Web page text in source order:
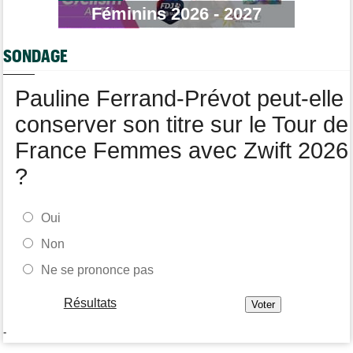
Tour de France Femmes
Marlen Reusser : "C'était différent du Mont Ventoux..."
Geraint Thomas : "On est passé à côté du Tour..."
Le Mercato vélo est ouvert... Toutes les dernières infos de
transferts
Féminins 2026 - 2027
SONDAGE
Pauline Ferrand-Prévot peut-elle
conserver son titre sur le Tour de
France Femmes avec Zwift 2026
?
Oui
Non
Ne se prononce pas
Résultats
-